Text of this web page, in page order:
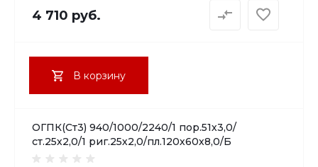
4 710 руб.
В корзину
ОГПК(Ст3) 940/1000/2240/1 пор.51х3,0/
ст.25х2,0/1 риг.25х2,0/пл.120х60х8,0/Б